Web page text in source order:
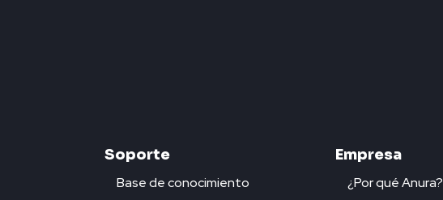
Soporte
Base de conocimiento
Empresa
¿Por qué Anura?